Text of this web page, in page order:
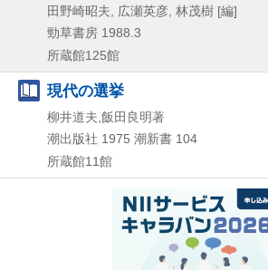
田野崎昭夫, 広瀬英彦, 林茂樹 [編]
勁草書房 1988.3
所蔵館125館
現代の選挙
柳井道夫,飯田良明著
潮出版社 1975 潮新書 104
所蔵館11館